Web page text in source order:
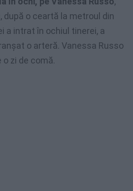
după o ceartă la metroul din
a intrat în ochiul tinerei, a
o arteră. Vanessa Russo
zi de comă.